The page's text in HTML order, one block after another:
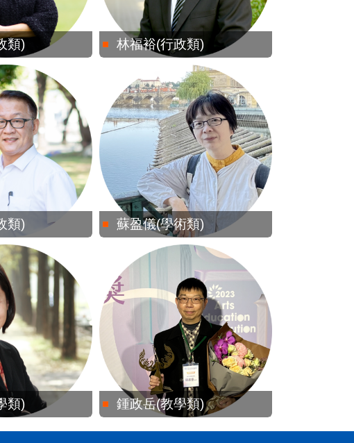
類) 林福裕(行政類)
類) 蘇盈儀(學術類)
類) 鍾政岳(教學類)